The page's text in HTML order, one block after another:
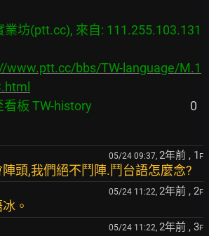
業坊(ptt.cc), 來自: 111.255.103.131
www.ptt.cc/bbs/TW-language/M.1
看板 TW-history
                                   0
05/24 09:37, 2年前 , 1 F
頭,我們絕不鬥陣.鬥台語怎麼念?
05/24 11:22, 2年前 , 2F
。
05/24 11:22, 2年前 , 3F